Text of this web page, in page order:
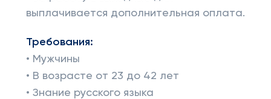
выплачивается дополнительная оплата.
Требования:
• Мужчины
• В возрасте от 23 до 42 лет
• Знание русского языка